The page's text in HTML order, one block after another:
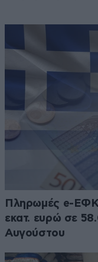
Πληρωμές e-
εκατ. ευρώ σε
Αυγούστου